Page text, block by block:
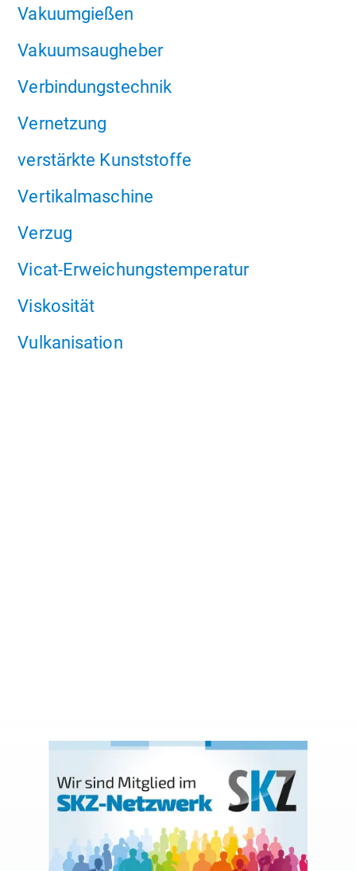
Vakuumgießen
Vakuumsaugheber
Verbindungstechnik
Vernetzung
verstärkte Kunststoffe
Vertikalmaschine
Verzug
Vicat-Erweichungstemperatur
Viskosität
Vulkanisation